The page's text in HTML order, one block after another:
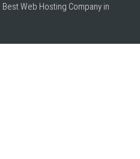
BestWeb Hosting Company in